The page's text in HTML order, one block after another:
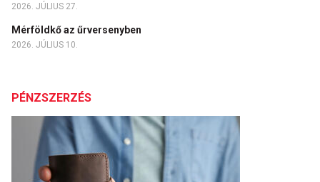
2026. JÚLIUS 27.
Mérföldkő az űrversenyben
2026. JÚLIUS 10.
PÉNZSZERZÉS